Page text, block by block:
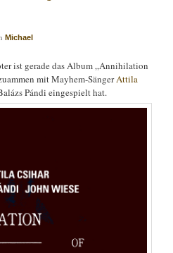
Michael
ist gerade das Album „Annihilation
mit Mayhem-SängerAttila
Pándi eingespielt hat.